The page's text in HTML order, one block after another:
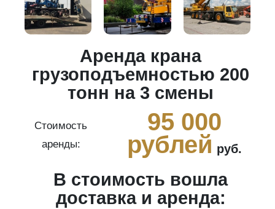
Аренда крана
грузоподъемностью 200
тонн на 3 смены
Стоимость
аренды:
95 000
рублей руб.
В стоимость вошла
доставка и аренда: